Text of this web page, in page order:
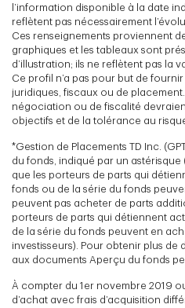
l’information disponible à la date
reflètent pas nécessairement
Ces renseignements proviennent
graphiques et les tableaux sont
d’illustration; ils ne reflètent pas la
Ce profil n’a pas pour but de
juridiques, fiscaux ou de
négociation ou de fiscalité
objectifs et de la tolérance au
*Gestion de Placements TD Inc.
du fonds, indiqué par un astérisque
que les porteurs de parts qui
fonds ou de la série du fonds
peuvent pas acheter de parts
porteurs de parts qui détiennent
de la série du fonds peuvent en
investisseurs). Pour obtenir plus de
aux documents Aperçu du fonds
À compter du 1er novembre 2019
d’achat avec frais d’acquisition